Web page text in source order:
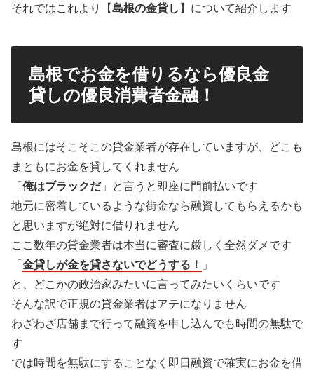
それではこれより【島根の金貸し 】について紹介します
島根でお金を借りるなら優良金
貸しの優良消費者金融！
島根にはそこそこの貸金業者が存在していますが、どこも
まともにお金を貸してくれません
「 俺はブラックだ」と言うと即座に門前払いです
地元に密着しているような街金なら融資してもらえるかも
と思いますが絶対に借りれません
ここ数年の貸金業者は本当に審査に厳しく全然ダメです
「 金貸しが金を貸さないでどうする！
」
と、どこかの政治家みたいに言ってみたいくらいです
そんな訳で正規の貸金業者はアテになりません
わざわざ店舗まで行って融資を申し込んでも時間の無駄で
す
では時間を無駄にすることなく即日融資で確実にお金を借